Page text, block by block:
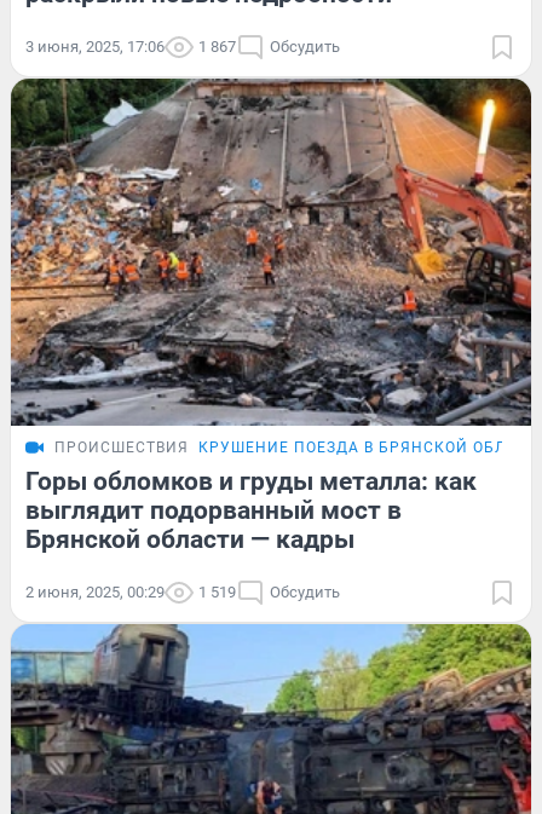
3 июня, 2025, 17:06 1 867 Обсудить
ПРОИСШЕСТВИЯ КРУШЕНИЕ ПОЕЗДА В БРЯНСКОЙ
Горы обломков и груды металла: как
выглядит подорванный мост в
Брянской области — кадры
2 июня, 2025, 00:29 1 519 Обсудить